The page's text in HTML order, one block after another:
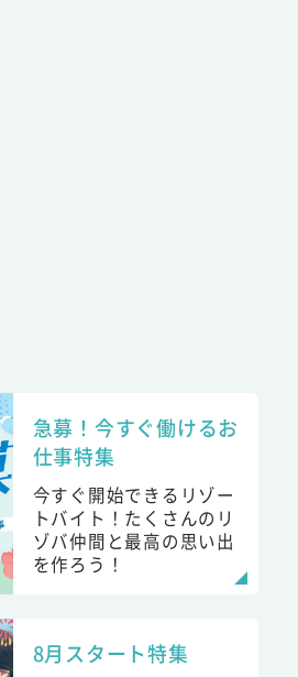
急募！今すぐ働けるお
仕事特集
今すぐ開始できるリゾー
トバイト！たくさんのリ
ゾバ仲間と最高の思い出
を作ろう！
8月スタート特集